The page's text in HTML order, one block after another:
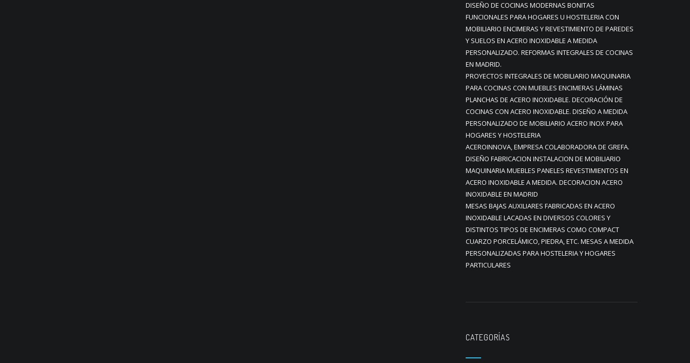
DISEÑO DE COCINAS MODERNAS BONITAS
FUNCIONALES PARA HOGARES U HOSTELERIA CON
MOBILIARIO ENCIMERAS Y REVESTIMIENTO DE PAREDES
Y SUELOS EN ACERO INOXIDABLE A MEDIDA
PERSONALIZADO. REFORMAS INTEGRALES DE COCINAS
EN MADRID.
PROYECTOS INTEGRALES DE MOBILIARIO MAQUINARIA
PARA COCINAS CON MUEBLES ENCIMERAS LÁMINAS
PLANCHAS DE ACERO INOXIDABLE. DECORACIÓN DE
COCINAS CON ACERO INOXIDABLE. DISEÑO A MEDIDA
PERSONALIZADO DE MOBILIARIO ACERO INOX PARA
HOGARES Y HOSTELERIA
ACEROINNOVA, EMPRESA COLABORADORA DE GREFA.
DISEÑO FABRICACION INSTALACION DE MOBILIARIO
MAQUINARIA MUEBLES PANELES REVESTIMIENTOS EN
ACERO INOXIDABLE A MEDIDA. DECORACION ACERO
INOXIDABLE EN MADRID
MESAS BAJAS AUXILIARES FABRICADAS EN ACERO
INOXIDABLE LACADAS EN DIVERSOS COLORES Y
DISTINTOS TIPOS DE ENCIMERAS COMO COMPACT
CUARZO PORCELÁMICO, PIEDRA, ETC. MESAS A MEDIDA
PERSONALIZADAS PARA HOSTELERIA Y HOGARES
PARTICULARES
CATEGORÍAS